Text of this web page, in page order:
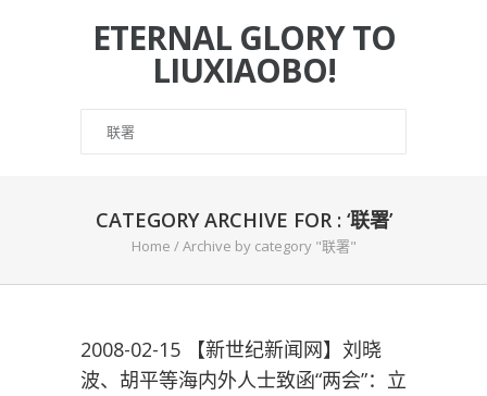
ETERNAL GLORY TO
LIUXIAOBO!
CATEGORY ARCHIVE FOR : ‘联署’
Home /Archive by category "联署"
2008-02-15 【新世纪新闻网】刘晓
波、胡平等海内外人士致函“两会”：立